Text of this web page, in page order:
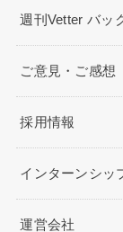
週刊Vetter バッ
ご意見・ご感想
採用情報
インターンシッ
運営会社